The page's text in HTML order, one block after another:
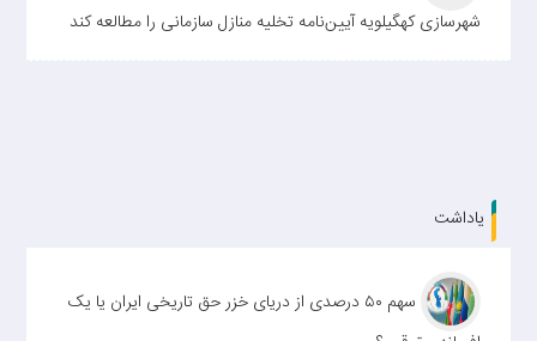
شهرسازی کهگیلویه آیین‌نامه تخلیه منازل سازمانی را مطالعه کند
یاداشت
سهم ۵۰ درصدی از دریای خزر حق تاریخی ایران یا یک